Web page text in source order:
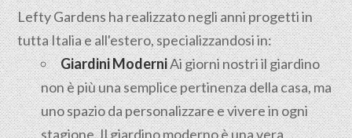
Lefty Gardens ha realizzato negli anni progetti in
tutta Italia e all'estero, specializzandosi in:
Giardini ModerniAi giorni nostri il giardino
non è più una semplice pertinenza della casa, ma
uno spazio da personalizzare e vivere in ogni
stagione. Il giardino moderno è una vera